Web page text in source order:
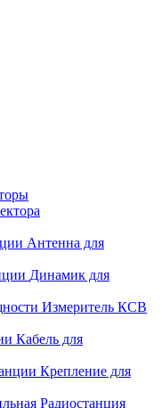
Антенна для
Динамик для
Измеритель КСВ
Кабель для
Крепление для
Радиостанция